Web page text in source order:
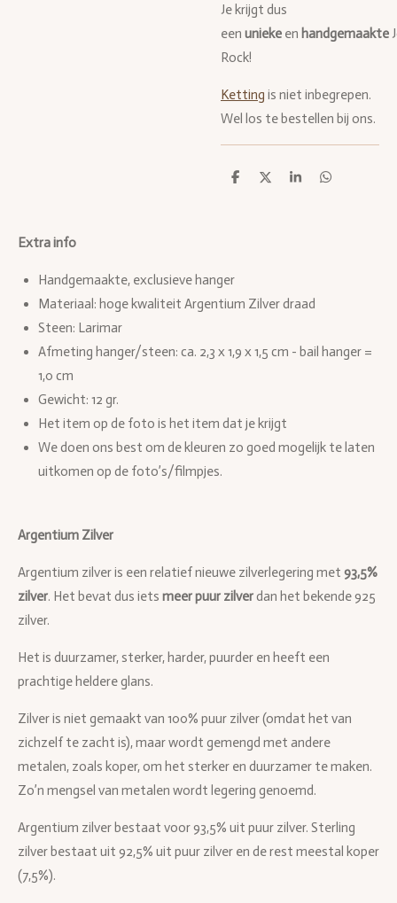
Je krijgt dus
een unieke en handgemaakte
Rock!
Ketting is niet inbegrepen.
Wel los te bestellen bij ons.
D
D
S
D
Extra info
Handgemaakte, exclusieve hanger
Materiaal: hoge kwaliteit Argentium Zilver draad
Steen: Larimar
Afmeting hanger/steen: ca. 2,3 x 1,9 x 1,5 cm - bail hanger =
1,0 cm
Gewicht: 12 gr.
Het item op de foto is het item dat je krijgt
We doen ons best om de kleuren zo goed mogelijk te laten
uitkomen op de foto’s/filmpjes.
Argentium Zilver
Argentium zilver is een relatief nieuwe zilverlegering met 93,5%
zilver. Het bevat dus iets meer puur zilverdan het bekende 925
zilver.
Het is duurzamer, sterker, harder, puurder en heeft een
prachtige heldere glans.
Zilver is niet gemaakt van 100% puur zilver (omdat het van
zichzelf te zacht is), maar wordt gemengd met andere
metalen, zoals koper, om het sterker en duurzamer te maken.
Zo’n mengsel van metalen wordt legering genoemd.
Argentium zilver bestaat voor 93,5% uit puur zilver. Sterling
zilver bestaat uit 92,5% uit puur zilver en de rest meestal koper
(7,5%).